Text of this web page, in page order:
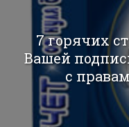
7 горячих
Вашей
с